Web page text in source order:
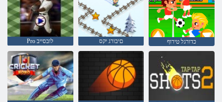
Pro לובסייב םיבורג יקס כדורגל טירוף